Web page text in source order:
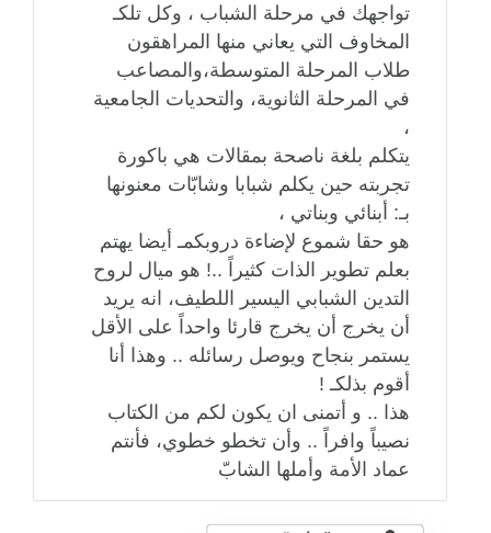
تواجهك في مرحلة الشباب ، وكل تلكـ
المخاوف التي يعاني منها المراهقون
طلاب المرحلة المتوسطة،والمصاعب
في المرحلة الثانوية، والتحديات الجامعية
،
يتكلم بلغة ناصحة بمقالات هي باكورة
تجربته حين يكلم شبابا وشابّات معنونها
بـ: أبنائي وبناتي ،
هو حقا شموع لإضاءة دروبكمـ أيضا يهتم
بعلم تطوير الذات كثيراً ..! هو ميال لروح
التدين الشبابي اليسير اللطيف، انه يريد
أن يخرج أن يخرج قارئا واحداً على الأقل
يستمر بنجاح ويوصل رسائله .. وهذا أنا
أقوم بذلكـ !
هذا .. و أتمنى ان يكون لكم من الكتاب
نصيباً وافراً .. وأن تخطو خطوي، فأنتم
عماد الأمة وأملها الشابّ